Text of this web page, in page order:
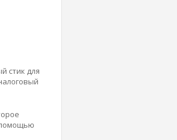
стик для
помощью